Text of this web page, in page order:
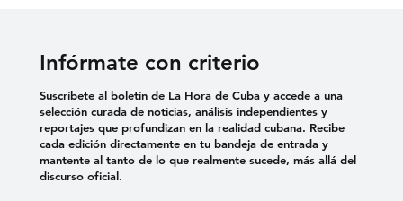
Infórmate con criterio
Suscríbete al boletín de La Hora de Cuba y accede a una
selección curada de noticias, análisis independientes y
reportajes que profundizan en la realidad cubana. Recibe
cada edición directamente en tu bandeja de entrada y
mantente al tanto de lo que realmente sucede, más allá del
discurso oficial.